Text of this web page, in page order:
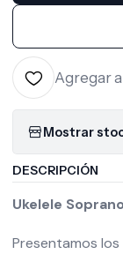
Agregar
Mostrar
DESCRIPCIÓN
Ukelele
Presentamos los